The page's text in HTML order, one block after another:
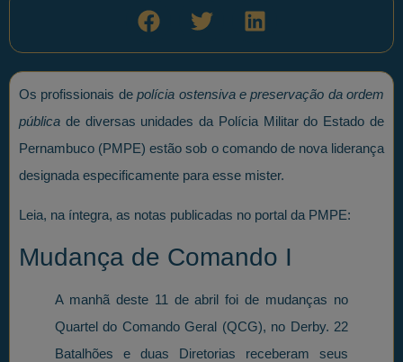
Os profissionais depolícia ostensiva e preservação da ordem
pública de diversas unidades da Polícia Militar do Estado de
Pernambuco (PMPE) estão sob o comando de nova liderança
designada especificamente para esse mister.
Leia, na íntegra, as notas publicadas no portal da PMPE:
Mudança de Comando I
A manhã deste 11 de abril foi de mudanças no
Quartel do Comando Geral (QCG), no Derby. 22
Batalhões e duas Diretorias receberam seus